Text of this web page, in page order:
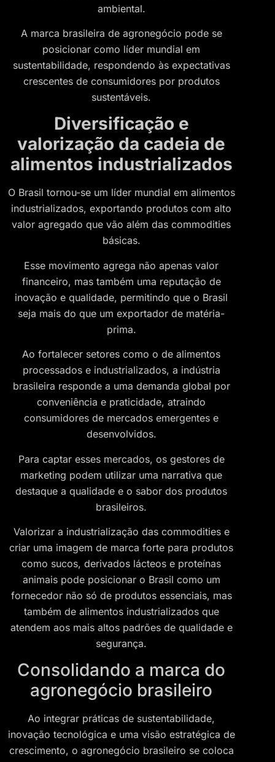
ambiental.
A marca brasileira de agronegócio pode se
posicionar como líder mundial em
sustentabilidade, respondendo às expectativas
crescentes de consumidores por produtos
sustentáveis.
Diversificação e
valorização da cadeia de
alimentos industrializados
O Brasil tornou-se um líder mundial em alimentos
industrializados, exportando produtos com alto
valor agregado que vão além das commodities
básicas.
Esse movimento agrega não apenas valor
financeiro, mas também uma reputação de
inovação e qualidade, permitindo que o Brasil
seja mais do que um exportador de matéria-
prima.
Ao fortalecer setores como o de alimentos
processados e industrializados, a indústria
brasileira responde a uma demanda global por
conveniência e praticidade, atraindo
consumidores de mercados emergentes e
desenvolvidos.
Para captar esses mercados, os gestores de
marketing podem utilizar uma narrativa que
destaque a qualidade e o sabor dos produtos
brasileiros.
Valorizar a industrialização das commodities e
criar uma imagem de marca forte para produtos
como sucos, derivados lácteos e proteínas
animais pode posicionar o Brasil como um
fornecedor não só de produtos essenciais, mas
também de alimentos industrializados que
atendem aos mais altos padrões de qualidade e
segurança.
Consolidando a marca do
agronegócio brasileiro
Ao integrar práticas de sustentabilidade,
inovação tecnológica e uma visão estratégica de
crescimento, o agronegócio brasileiro se coloca